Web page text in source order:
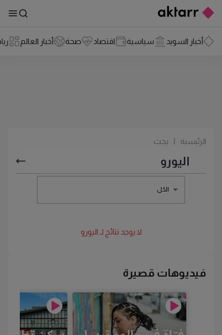
أخبار السويد سياسية اقتصاد صحة أخبار العالم
الرئيسية بحث
الكل
لا يوجد نتائج لـ اليورو
فيديوهات قصيرة